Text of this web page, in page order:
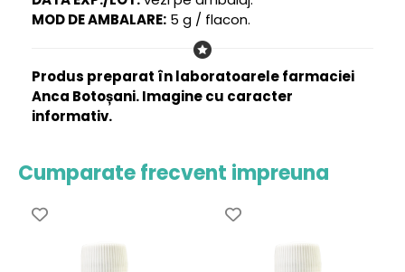
MOD DE AMBALARE: 5 g / flacon.
Produs preparat în laboratoarele farmaciei
Anca Botoșani. Imagine cu caracter
informativ.
Cumparate frecvent impreuna